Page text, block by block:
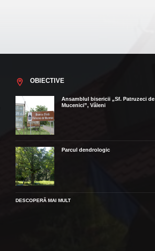
OBIECTIVE
Ansamblul bisericii „Sf. Patruzeci de
Mucenici”, Văleni
Parcul dendrologic
DESCOPERĂ MAI MULT